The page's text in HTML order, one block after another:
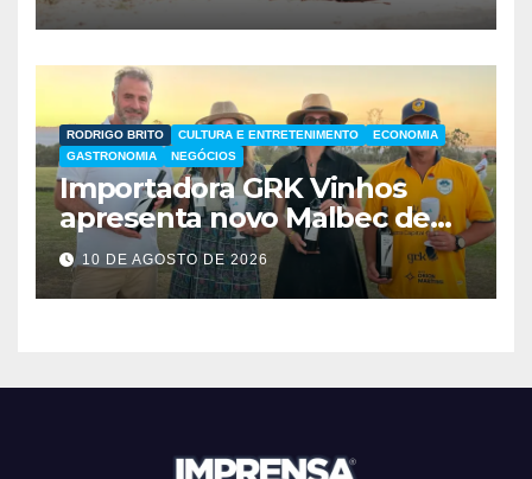
RODRIGO BRITO CULTURA E ENTRETENIMENTO
ECONOMIA
GASTRONOMIA
NEGÓCIOS
Importadora GRK Vinhos
apresenta novo Malbec de
Manuel Ferrer
10 DE AGOSTO DE 2026